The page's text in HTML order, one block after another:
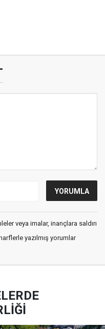
veya imalar, inançlara saldırı
yazılmış yorumlar